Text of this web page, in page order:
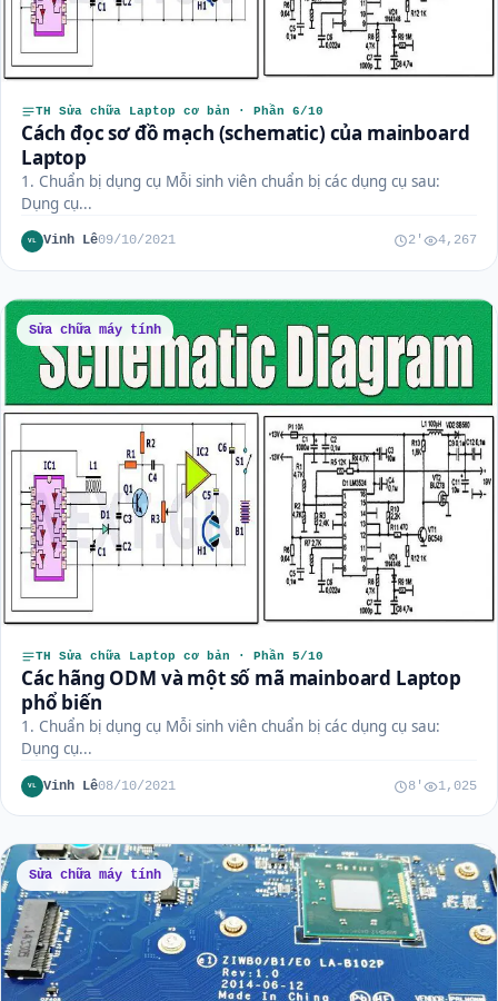
TH Sửa chữa Laptop cơ bản · Phần 6/10
Cách đọc sơ đồ mạch (schematic) của mainboard
Laptop
1. Chuẩn bị dụng cụ Mỗi sinh viên chuẩn bị các dụng cụ sau:
Dụng cụ...
VL Vinh Lê09/10/2021 2' 4,267
Sửa chữa máy tính
TH Sửa chữa Laptop cơ bản · Phần 5/10
Các hãng ODM và một số mã mainboard Laptop
phổ biến
1. Chuẩn bị dụng cụ Mỗi sinh viên chuẩn bị các dụng cụ sau:
Dụng cụ...
VL Vinh Lê08/10/2021 8' 1,025
Sửa chữa máy tính